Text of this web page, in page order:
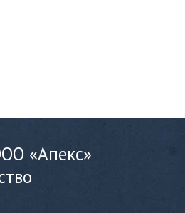
«Апекс»